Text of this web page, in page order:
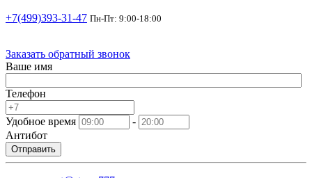
+7(499)393-31-47 Пн-Пт: 9:00-18:00
Заказать обратный звонок
Ваше имя
Телефон
Удобное время
-
Антибот
Отправить